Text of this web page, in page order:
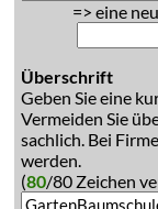
=> eine
Überschrift
Geben Sie eine
Vermeiden Sie
sachlich. Bei
werden.
(80/80 Zeichen